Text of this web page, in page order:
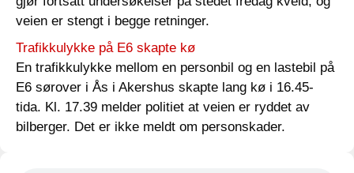
veien er stengt i begge retninger.
Trafikkulykke på E6 skapte kø
En trafikkulykke mellom en personbil og en lastebil på
E6 sørover i Ås i Akershus skapte lang kø i 16.45-
tida. Kl. 17.39 melder politiet at veien er ryddet av
bilberger. Det er ikke meldt om personskader.